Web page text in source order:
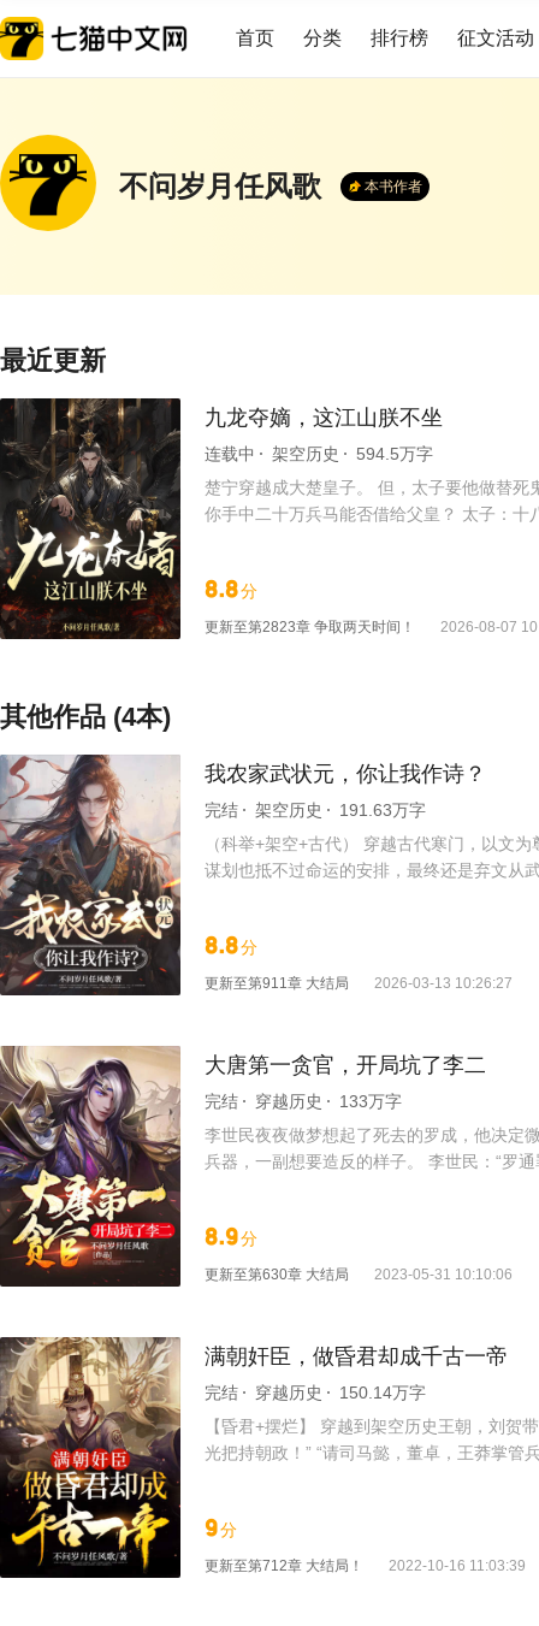
首页 分类 排行榜 征文活动
不问岁月任风歌 本书作者
最近更新
九龙夺嫡，这江山朕不坐
连载中 架空历史
594.5万字
楚宁穿越成大楚皇子。 但，太子要他做替
你手中二十万兵马能否借给父皇？ 太子：
8.8分
更新至第2823章 争取两天时间！ 2026-08-07
其他作品 (4本)
我农家武状元，你让我作诗？
完结 架空历史
191.63万字
（科举+架空+古代） 穿越古代寒门，以文
谋划也抵不过命运的安排，最终还是弃文从
8.8分
更新至第911章 大结局 2026-03-13 10:26:27
大唐第一贪官，开局坑了李二
完结 穿越历史
133万字
李世民夜夜做梦想起了死去的罗成，他决定
兵器，一副想要造反的样子。 李世民：“罗
8.9分
更新至第630章 大结局 2023-05-31 10:10:06
满朝奸臣，做昏君却成千古一帝
完结 穿越历史
150.14万字
【昏君+摆烂】 穿越到架空历史王朝，刘贺
光把持朝政！” “请司马懿，董卓，王莽掌管
9分
更新至第712章 大结局！ 2022-10-16 11:03:39